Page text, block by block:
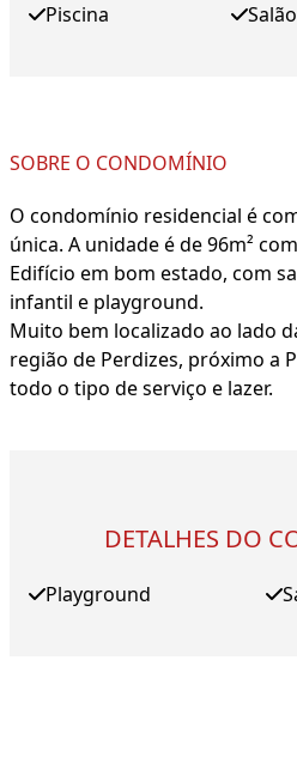
Piscina
SOBRE O CONDOMÍNIO
O condomínio residencial é
única. A unidade é de 96m²
Edifício em bom estado, com
infantil e playground.
Muito bem localizado ao lado
região de Perdizes, próximo a
todo o tipo de serviço e lazer.
DETALHES DO
Playground